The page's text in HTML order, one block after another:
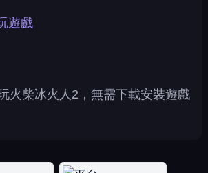
遊戲
火柴冰火人2，無需下載安裝遊戲